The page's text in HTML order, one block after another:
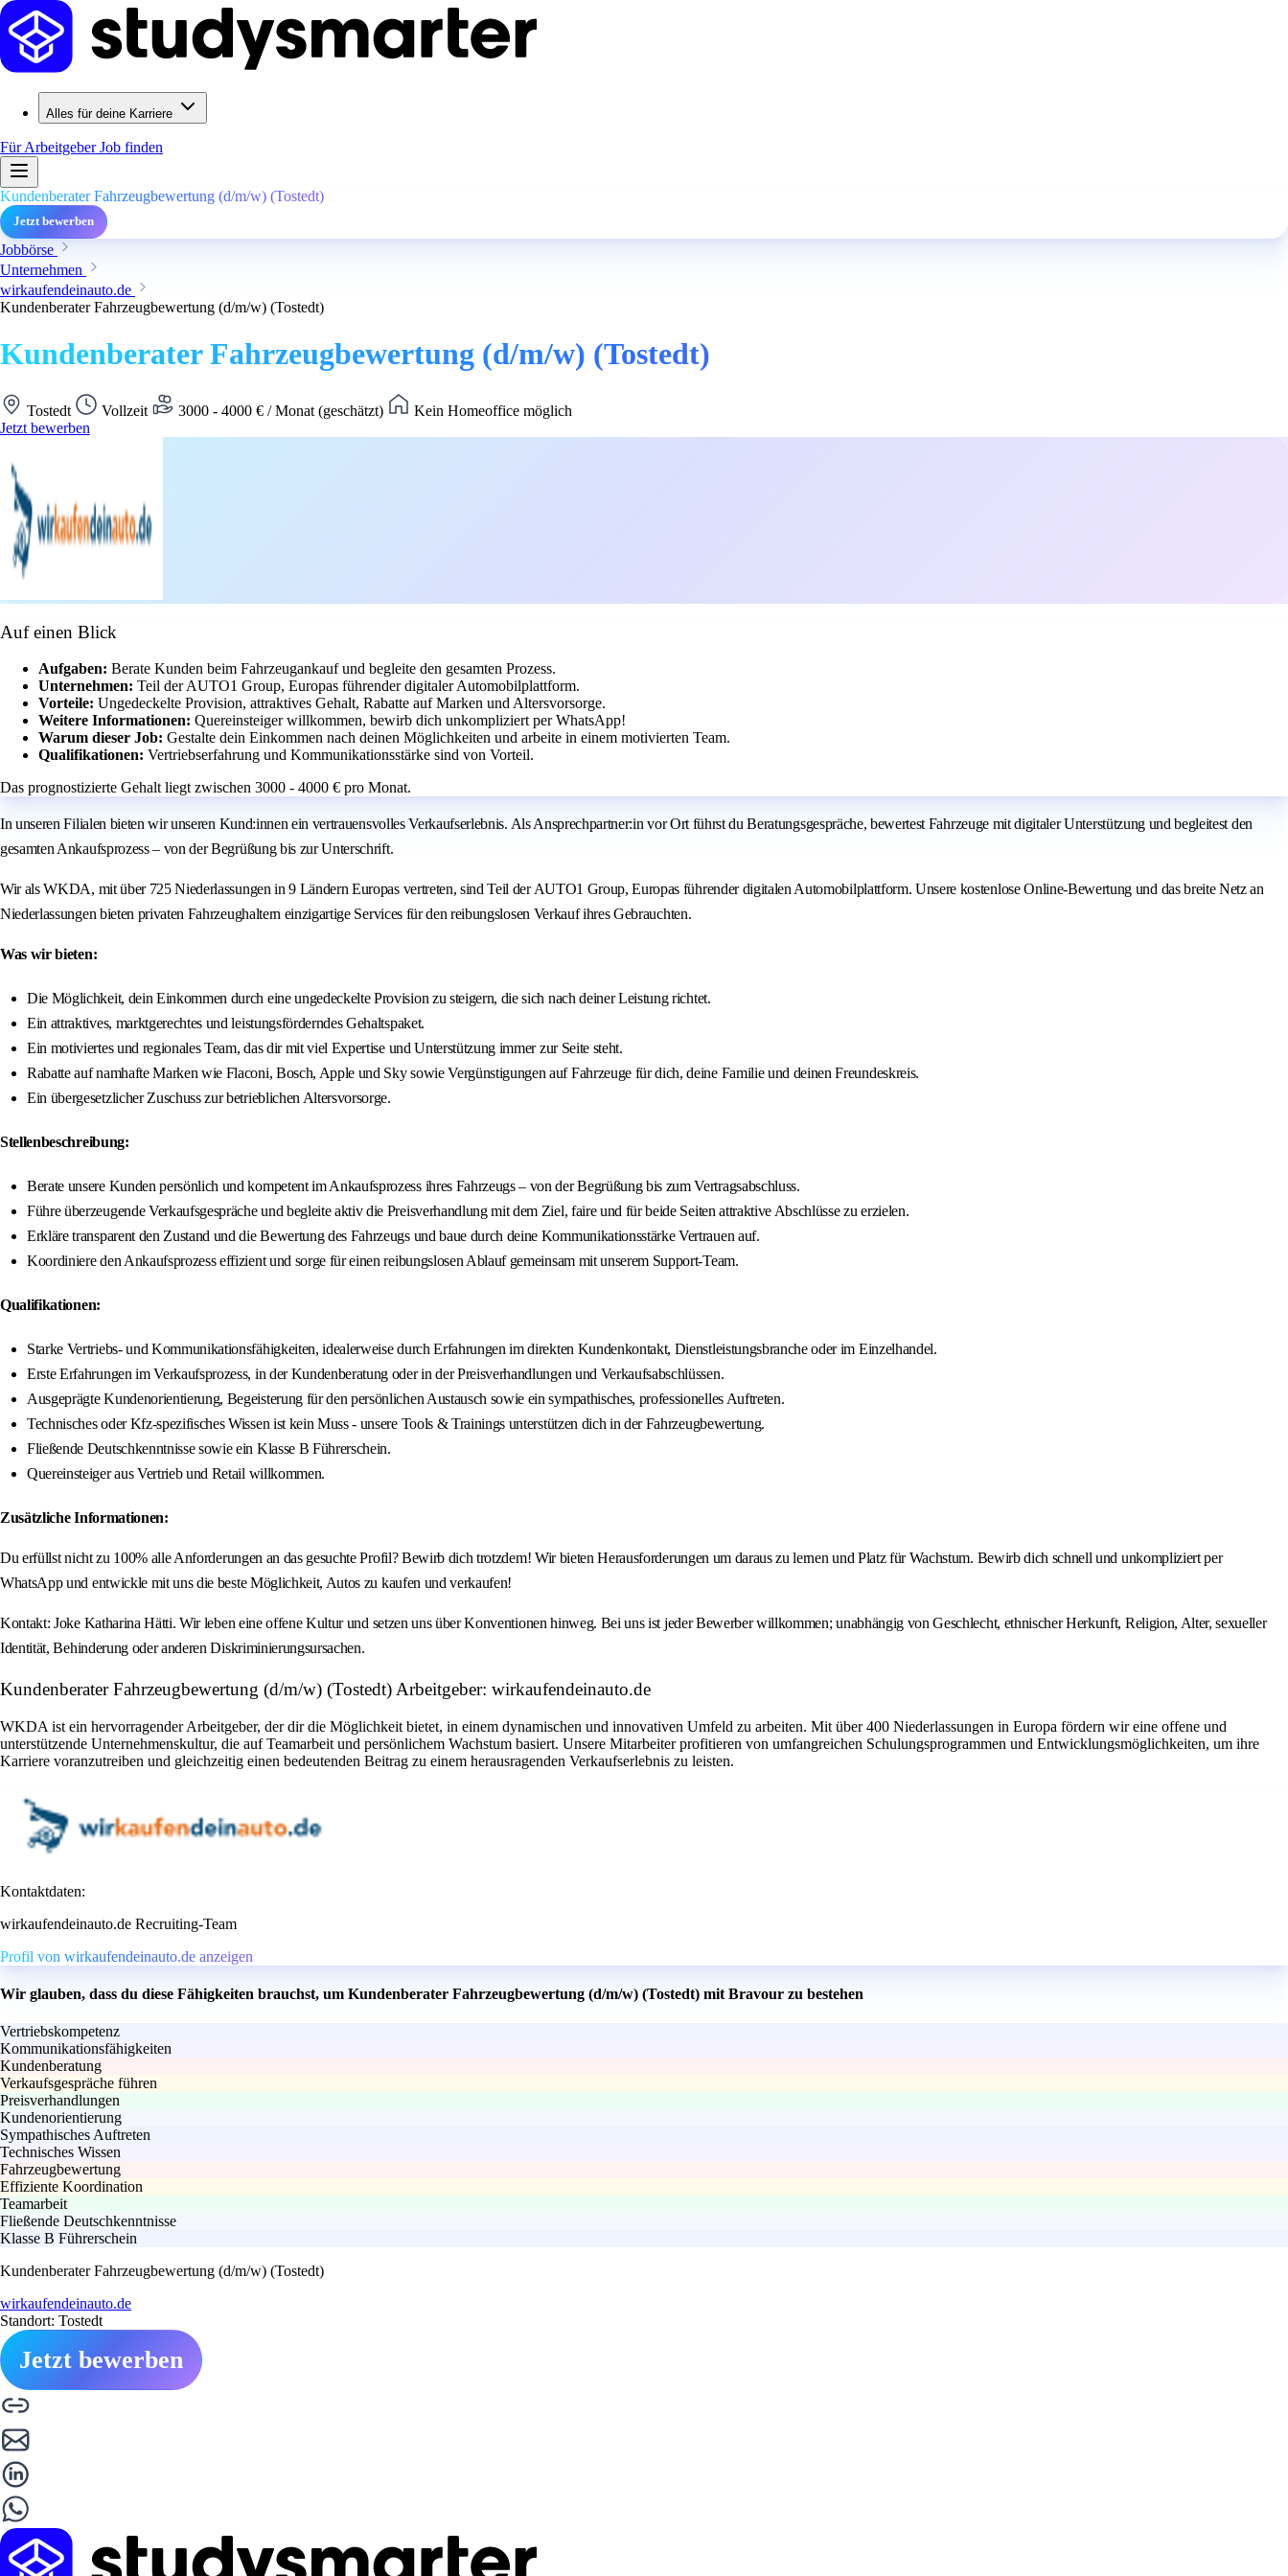
Alles für deine Karriere
Für ArbeitgeberJob finden
Kundenberater Fahrzeugbewertung (d/m/w) (Tostedt)
Jetzt bewerben
Jobbörse
Unternehmen
wirkaufendeinauto.de
Kundenberater Fahrzeugbewertung (d/m/w) (Tostedt)
Kundenberater Fahrzeugbewertung (d/m/w) (Tostedt)
Tostedt Vollzeit 3000 - 4000 € / Monat (geschätzt)
Kein Homeoffice möglich
Jetzt bewerben
Auf einen Blick
Aufgaben: Berate Kunden beim Fahrzeugankauf und begleite den gesamten Prozess.
Unternehmen: Teil der AUTO1 Group, Europas führender digitaler Automobilplattform.
Vorteile: Ungedeckelte Provision, attraktives Gehalt, Rabatte auf Marken und Altersvorsorge.
Weitere Informationen: Quereinsteiger willkommen, bewirb dich unkompliziert per WhatsApp!
Warum dieser Job: Gestalte dein Einkommen nach deinen Möglichkeiten und arbeite in einem motivierten Team.
Qualifikationen: Vertriebserfahrung und Kommunikationsstärke sind von Vorteil.
Das prognostizierte Gehalt liegt zwischen 3000 - 4000 € pro Monat.
In unseren Filialen bieten wir unseren Kund:innen ein vertrauensvolles Verkaufserlebnis. Als Ansprechpartner:in vor Ort führst du Beratungsgespräche, bewertest Fahrzeuge mit digitaler Unterstützung und begleitest den
gesamten Ankaufsprozess – von der Begrüßung bis zur Unterschrift.
Wir als WKDA, mit über 725 Niederlassungen in 9 Ländern Europas vertreten, sind Teil der AUTO1 Group, Europas führender digitalen Automobilplattform. Unsere kostenlose Online-Bewertung und das breite Netz an
Niederlassungen bieten privaten Fahrzeughaltern einzigartige Services für den reibungslosen Verkauf ihres Gebrauchten.
Was wir bieten:
Die Möglichkeit, dein Einkommen durch eine ungedeckelte Provision zu steigern, die sich nach deiner Leistung richtet.
Ein attraktives, marktgerechtes und leistungsförderndes Gehaltspaket.
Ein motiviertes und regionales Team, das dir mit viel Expertise und Unterstützung immer zur Seite steht.
Rabatte auf namhafte Marken wie Flaconi, Bosch, Apple und Sky sowie Vergünstigungen auf Fahrzeuge für dich, deine Familie und deinen Freundeskreis.
Ein übergesetzlicher Zuschuss zur betrieblichen Altersvorsorge.
Stellenbeschreibung:
Berate unsere Kunden persönlich und kompetent im Ankaufsprozess ihres Fahrzeugs – von der Begrüßung bis zum Vertragsabschluss.
Führe überzeugende Verkaufsgespräche und begleite aktiv die Preisverhandlung mit dem Ziel, faire und für beide Seiten attraktive Abschlüsse zu erzielen.
Erkläre transparent den Zustand und die Bewertung des Fahrzeugs und baue durch deine Kommunikationsstärke Vertrauen auf.
Koordiniere den Ankaufsprozess effizient und sorge für einen reibungslosen Ablauf gemeinsam mit unserem Support-Team.
Qualifikationen:
Starke Vertriebs- und Kommunikationsfähigkeiten, idealerweise durch Erfahrungen im direkten Kundenkontakt, Dienstleistungsbranche oder im Einzelhandel.
Erste Erfahrungen im Verkaufsprozess, in der Kundenberatung oder in der Preisverhandlungen und Verkaufsabschlüssen.
Ausgeprägte Kundenorientierung, Begeisterung für den persönlichen Austausch sowie ein sympathisches, professionelles Auftreten.
Technisches oder Kfz-spezifisches Wissen ist kein Muss - unsere Tools & Trainings unterstützen dich in der Fahrzeugbewertung.
Fließende Deutschkenntnisse sowie ein Klasse B Führerschein.
Quereinsteiger aus Vertrieb und Retail willkommen.
Zusätzliche Informationen:
Du erfüllst nicht zu 100% alle Anforderungen an das gesuchte Profil? Bewirb dich trotzdem! Wir bieten Herausforderungen um daraus zu lernen und Platz für Wachstum. Bewirb dich schnell und unkompliziert per
WhatsApp und entwickle mit uns die beste Möglichkeit, Autos zu kaufen und verkaufen!
Kontakt: Joke Katharina Hätti. Wir leben eine offene Kultur und setzen uns über Konventionen hinweg. Bei uns ist jeder Bewerber willkommen; unabhängig von Geschlecht, ethnischer Herkunft, Religion, Alter, sexueller
Identität, Behinderung oder anderen Diskriminierungsursachen.
Kundenberater Fahrzeugbewertung (d/m/w) (Tostedt) Arbeitgeber: wirkaufendeinauto.de
WKDA ist ein hervorragender Arbeitgeber, der dir die Möglichkeit bietet, in einem dynamischen und innovativen Umfeld zu arbeiten. Mit über 400 Niederlassungen in Europa fördern wir eine offene und
unterstützende Unternehmenskultur, die auf Teamarbeit und persönlichem Wachstum basiert. Unsere Mitarbeiter profitieren von umfangreichen Schulungsprogrammen und Entwicklungsmöglichkeiten, um ihre
Karriere voranzutreiben und gleichzeitig einen bedeutenden Beitrag zu einem herausragenden Verkaufserlebnis zu leisten.
Kontaktdaten:
wirkaufendeinauto.de Recruiting-Team
Profil von wirkaufendeinauto.de anzeigen
Wir glauben, dass du diese Fähigkeiten brauchst, um Kundenberater Fahrzeugbewertung (d/m/w) (Tostedt) mit Bravour zu bestehen
Vertriebskompetenz
Kommunikationsfähigkeiten
Kundenberatung
Verkaufsgespräche führen
Preisverhandlungen
Kundenorientierung
Sympathisches Auftreten
Technisches Wissen
Fahrzeugbewertung
Effiziente Koordination
Teamarbeit
Fließende Deutschkenntnisse
Klasse B Führerschein
Kundenberater Fahrzeugbewertung (d/m/w) (Tostedt)
wirkaufendeinauto.de
Standort: Tostedt
Jetzt bewerben